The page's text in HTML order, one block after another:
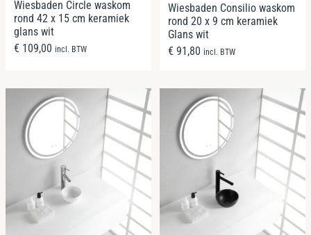
Wiesbaden Circle waskom
rond 42 x 15 cm keramiek
glans wit
€ 109,00 incl. BTW
Wiesbaden Consilio waskom
rond 20 x 9 cm keramiek
Glans wit
€ 91,80 incl. BTW